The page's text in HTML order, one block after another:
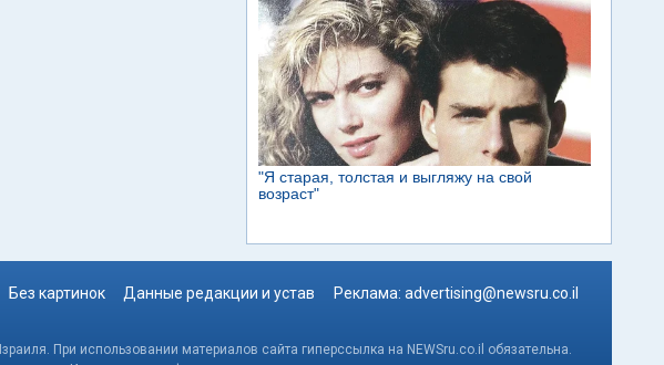
Без картинок Данные редакции и устав Реклама: advertising@newsru.co.il
При использовании материалов сайта гиперссылка на NEWSru.co.il обязательна.